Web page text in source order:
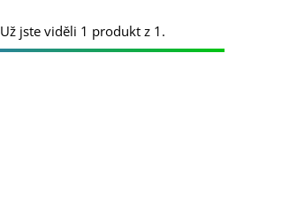
Už jste viděli 1 produkt z 1.